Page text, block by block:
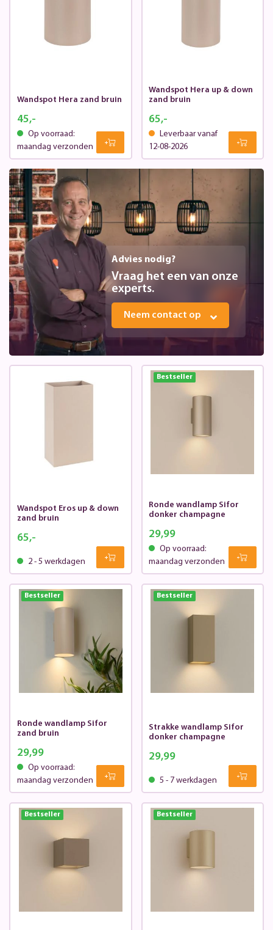
Wandspot Hera zand bruin
45,-
Op voorraad:
maandag verzonden
Wandspot Hera up & down
zand bruin
65,-
Leverbaar vanaf
12-08-2026
Advies nodig?
Vraag het een van onze
experts.
Neem contact op
Wandspot Eros up & down
zand bruin
65,-
2 - 5 werkdagen
Bestseller
Ronde wandlamp Sifor
donker champagne
29,99
Op voorraad:
maandag verzonden
Bestseller
Ronde wandlamp Sifor
zand bruin
29,99
Op voorraad:
maandag verzonden
Bestseller
Strakke wandlamp Sifor
donker champagne
29,99
5 - 7 werkdagen
Bestseller Bestseller